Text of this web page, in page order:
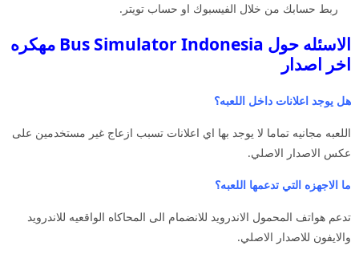
ربط حسابك من خلال الفيسبوك او حساب تويتر.
الاسئله حول Bus Simulator Indonesia مهكره
اخر اصدار
هل يوجد اعلانات داخل اللعبه؟
اللعبه مجانيه تماما لا يوجد بها اي اعلانات تسبب ازعاج غير مستخدمين على
عكس الاصدار الاصلي.
ما الاجهزه التي تدعمها اللعبه؟
تدعم هواتف المحمول الاندرويد للانضمام الى المحاكاه الواقعيه للاندرويد
والايفون للاصدار الاصلي.